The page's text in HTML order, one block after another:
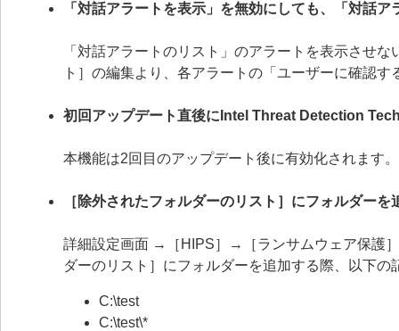
「対話アラートを表示」を無効にしても、「対話
「対話アラートのリスト」のアラートを表示させ
ト］の編集より、各アラートの「ユーザーに確認
初回アップデート直後にIntel Threat Detection
本機能は2回目のアップデート後に有効化されます。
［除外されたフォルダーのリスト］にフォルダー
詳細設定画面 →［HIPS］→［ランサムウェア保護
ダーのリスト］にフォルダーを追加する際、以下
C:\test
C:\test\*